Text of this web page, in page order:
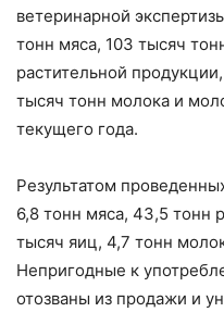
ветеринарной
тонн мяса, 103 тысяч
растительной
тысяч тонн молока и
текущего года.
Результатом
6,8 тонн мяса, 43,5 тонн
тысяч яиц, 4,7 тонн
Непригодные к
отозваны из продажи и